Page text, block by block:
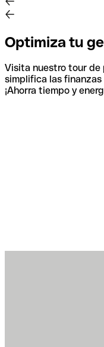
Optimiza tu
Visita nuestro tour de
simplifica las finanzas
¡Ahorra tiempo y